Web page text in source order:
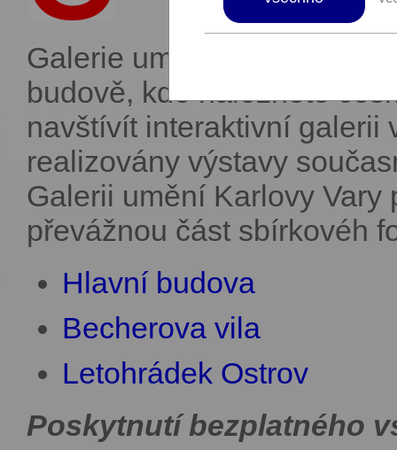
Galerie umění Karlovy
budově, kde naleznete
navštívít interaktivní galerii
realizovány výstavy
Galerii umění Karlovy Vary
převážnou část sbírkovéh
Hlavní budova
Becherova vila
Letohrádek Ostrov
Poskytnutí bezplatného